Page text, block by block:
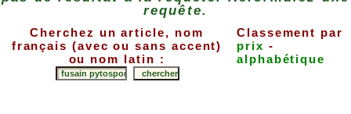
requête.
Cherchez un article, nom
français (avec ou sans accent)
ou nom latin :
Classement par
prix -
alphabétique